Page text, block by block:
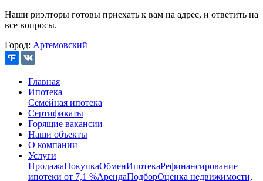
Наши риэлторы готовы приехать к вам на адрес, и ответить на
все вопросы.
Город: Артемовский
Главная
Ипотека
Семейная ипотека
Сертификаты
Горящие вакансии
Наши объекты
О компании
Услуги
ПродажаПокупкаОбменИпотекаРефинансирование
ипотеки от 7,1 %АрендаПодборОценка недвижимости,